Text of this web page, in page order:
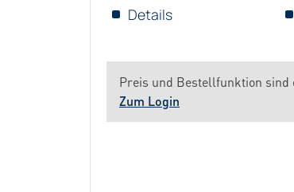
Details
Preis und Bestellfunktion
Zum Login